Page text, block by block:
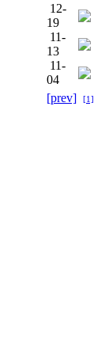
12-
19
11-
13
11-
04
[prev]
[1]